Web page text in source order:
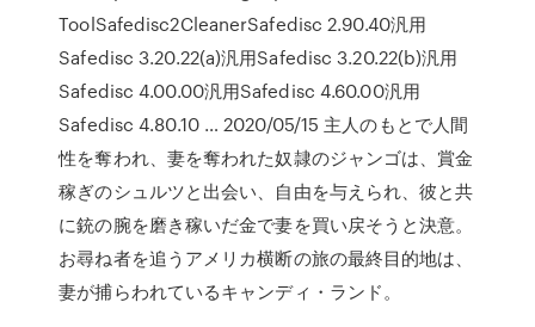
ToolSafedisc2CleanerSafedisc 2.90.40汎用
Safedisc 3.20.22(a)汎用Safedisc 3.20.22(b)汎用
Safedisc 4.00.00汎用Safedisc 4.60.00汎用
Safedisc 4.80.10 … 2020/05/15 主人のもとで人間
性を奪われ、妻を奪われた奴隷のジャンゴは、賞金
稼ぎのシュルツと出会い、自由を与えられ、彼と共
に銃の腕を磨き稼いだ金で妻を買い戻そうと決意。
お尋ね者を追うアメリカ横断の旅の最終目的地は、
妻が捕らわれているキャンディ・ランド。